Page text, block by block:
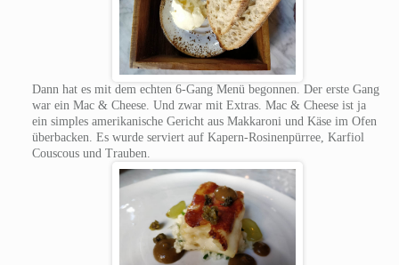
Dann hat es mit dem echten 6-Gang Menü begonnen. Der erste Gang
war ein Mac & Cheese. Und zwar mit Extras. Mac & Cheese ist ja
ein simples amerikanische Gericht aus Makkaroni und Käse im Ofen
überbacken. Es wurde serviert auf Kapern-Rosinenpürree, Karfiol
Couscous und Trauben.